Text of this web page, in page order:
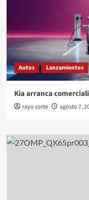
Autos Lanzamientos
Kia arranca
rayo corte agosto 7,